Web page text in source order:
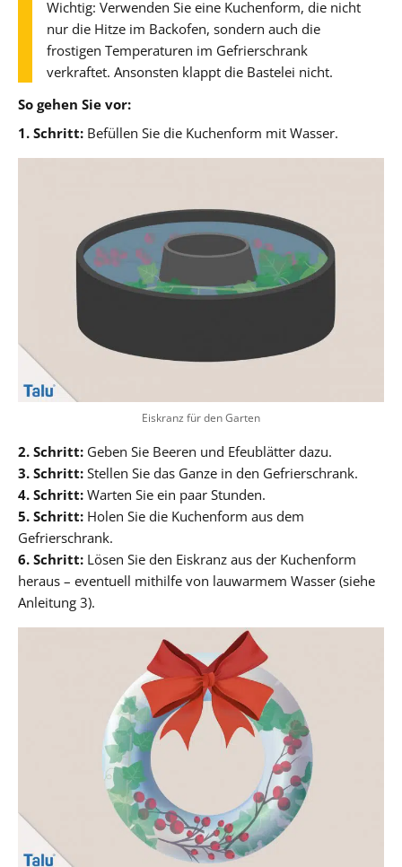
Wichtig: Verwenden Sie eine Kuchenform, die nicht
nur die Hitze im Backofen, sondern auch die
frostigen Temperaturen im Gefrierschrank
verkraftet. Ansonsten klappt die Bastelei nicht.
So gehen Sie vor:
1. Schritt: Befüllen Sie die Kuchenform mit Wasser.
Eiskranz für den Garten
2. Schritt: Geben Sie Beeren und Efeublätter dazu.
3. Schritt: Stellen Sie das Ganze in den Gefrierschrank.
4. Schritt: Warten Sie ein paar Stunden.
5. Schritt: Holen Sie die Kuchenform aus dem
Gefrierschrank.
6. Schritt: Lösen Sie den Eiskranz aus der Kuchenform
heraus – eventuell mithilfe von lauwarmem Wasser (siehe
Anleitung 3).